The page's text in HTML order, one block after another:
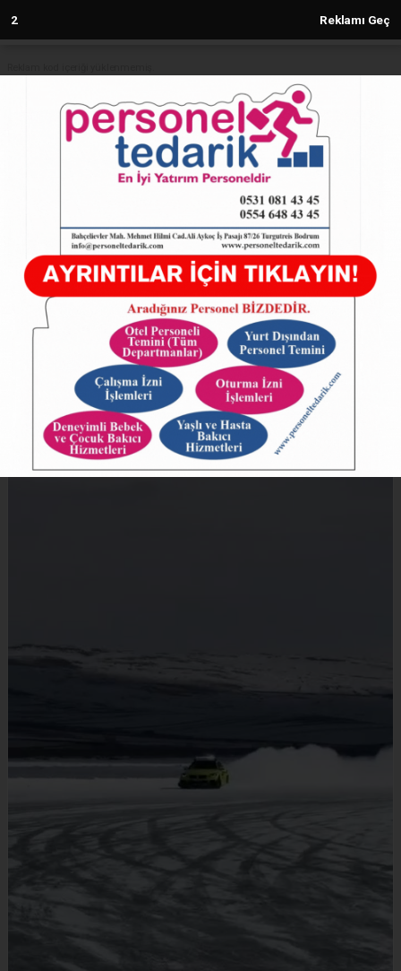
1 Reklamı Geç
Anasayfa TÜRKİYE
Zayn Sofuoğlu’ndan Karlı Zeminde
Drift Şovu!
19.02.2025 - 12:17, Güncelleme: 19.02.2025 - 12:17
5527+ kez okundu.
Zayn Sofuoğlu’ndan Karlı Zeminde Drift Şovu!
ABONE OL